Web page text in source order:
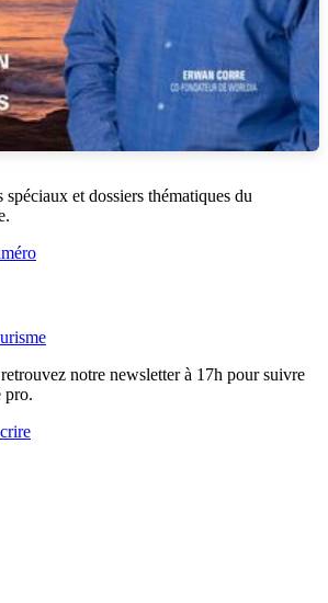
et dossiers thématiques du
notre newsletter à 17h pour suivre
pro.